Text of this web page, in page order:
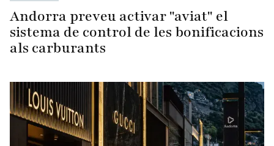
Andorra preveu activar "aviat" el
sistema de control de les bonificacions
als carburants